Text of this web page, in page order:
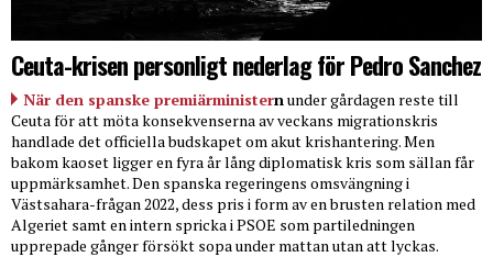
Ceuta-krisen personligt nederlag för Pedro Sanchez
När den spanske premiärministernunder gårdagen reste till
Ceuta för att möta konsekvenserna av veckans migrationskris
handlade det officiella budskapet om akut krishantering. Men
bakom kaoset ligger en fyra år lång diplomatisk kris som sällan får
uppmärksamhet. Den spanska regeringens omsvängning i
Västsahara-frågan 2022, dess pris i form av en brusten relation med
Algeriet samt en intern spricka i PSOE som partiledningen
upprepade gånger försökt sopa under mattan utan att lyckas.